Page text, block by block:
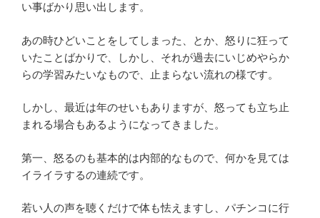
い事ばかり思い出します。
あの時ひどいことをしてしまった、とか、怒りに狂って
いたことばかりで、しかし、それが過去にいじめやらか
らの学習みたいなもので、止まらない流れの様です。
しかし、最近は年のせいもありますが、怒っても立ち止
まれる場合もあるようになってきました。
第一、怒るのも基本的は内部的なもので、何かを見ては
イライラするの連続です。
若い人の声を聴くだけで体も怯えますし、パチンコに行